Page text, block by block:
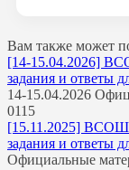
Вам также может
[14-15.04.2026]
задания и ответы
14-15.04.2026
0115
[15.11.2025] ВСОШ
задания и ответы
Официальные